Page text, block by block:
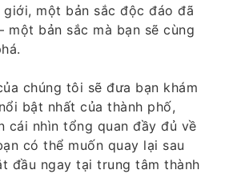
một bản sắc độc đáo đã
một bản sắc mà bạn sẽ cùng
chúng tôi sẽ đưa bạn khám
bật nhất của thành phố,
cái nhìn tổng quan đầy đủ về
có thể muốn quay lại sau
đầu ngay tại trung tâm thành